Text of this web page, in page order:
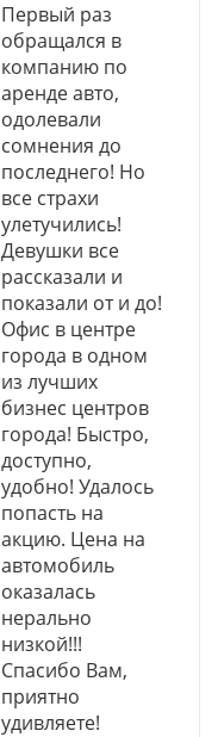
Первый раз
обращался в
компанию по
аренде авто,
одолевали
сомнения до
последнего! Но
все страхи
улетучились!
Девушки все
рассказали и
показали от и до!
Офис в центре
города в одном
из лучших
бизнес центров
города! Быстро,
доступно,
удобно! Удалось
попасть на
акцию. Цена на
автомобиль
оказалась
нерально
низкой!!!
Спасибо Вам,
приятно
удивляете!